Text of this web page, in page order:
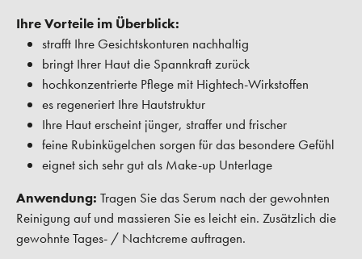
Ihre Vorteile im Überblick:
strafft Ihre Gesichtskonturen nachhaltig
bringt Ihrer Haut die Spannkraft zurück
hochkonzentrierte Pflege mit Hightech-Wirkstoffen
es regeneriert Ihre Hautstruktur
Ihre Haut erscheint jünger, straffer und frischer
feine Rubinkügelchen sorgen für das besondere Gefühl
eignet sich sehr gut als Make-up Unterlage
Anwendung: Tragen Sie das Serum nach der gewohnten
Reinigung auf und massieren Sie es leicht ein. Zusätzlich die
gewohnte Tages- / Nachtcreme auftragen.